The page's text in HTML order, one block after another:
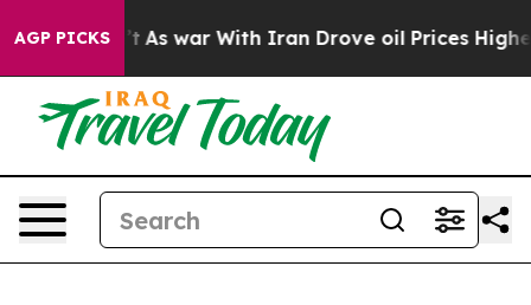
AGP PICKS
Didn’t As war With Iran Drove oil Prices Higher,